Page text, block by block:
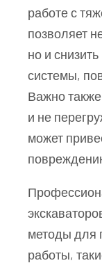
работе с
позволяет
но и
системы,
Важно также
и не
может
методы для
работы,